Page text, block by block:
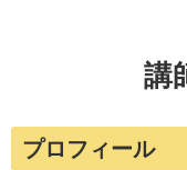
講
プロフィール